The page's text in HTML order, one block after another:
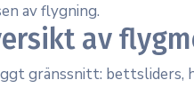
av flygning.
av
gränssnitt: bettsliders,